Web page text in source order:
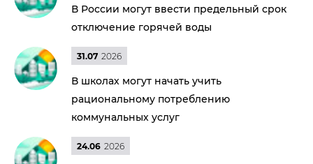
В России могут ввести предельный срок
отключение горячей воды
31.07 2026
В школах могут начать учить
рациональному потреблению
коммунальных услуг
24.06 2026